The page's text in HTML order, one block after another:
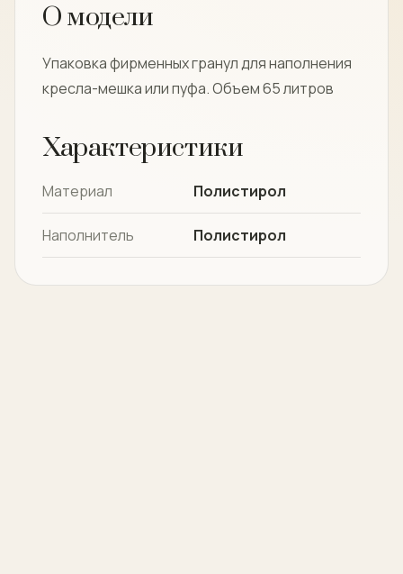
О модели
Упаковка фирменных гранул для наполнения
кресла-мешка или пуфа. Объем 65 литров
Характеристики
Материал Полистирол
Наполнитель Полистирол